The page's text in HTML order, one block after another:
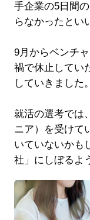
手企業の5日間
らなかったとい
9月からベンチ
禍で休止してい
していきました。
就活の選考では
ニア）を受けて
いていないかも
社」にしぼるよ